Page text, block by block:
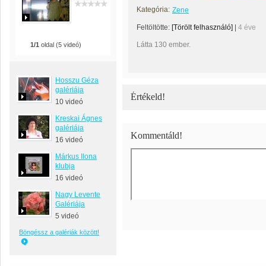
1/1 oldal (5 videó)
Hosszu Géza
galériája
10 videó
Kreskai Ágnes
galériája
16 videó
Márkus Ilona
klubja
16 videó
Nagy Levente
Galériája
5 videó
Böngéssz a galériák között!
Kategória: Zene
Feltöltötte: [Törölt felhasználó] 4 éve
Látta 130 ember.
Értékeld!
Kommentáld!